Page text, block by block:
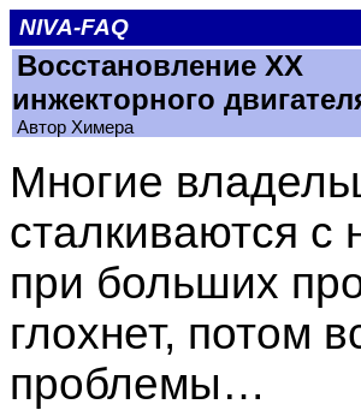
NIVA-FAQ
Восстановление ХХ
инжекторного
Автор Xимера
Многие
сталкиваются
при больших
глохнет, потом
проблемы…